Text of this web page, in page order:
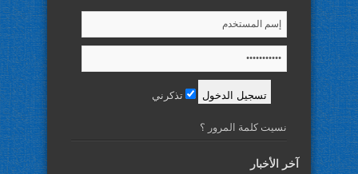
تذكرني
نسيت كلمة المرور ؟
آخر الأخبار